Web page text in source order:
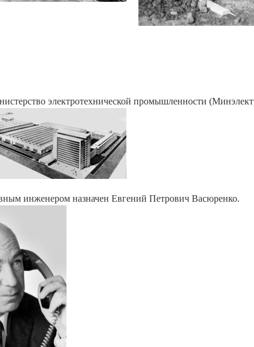
электротехнической промышленности
инженером назначен Евгений Петрович Васюренко.